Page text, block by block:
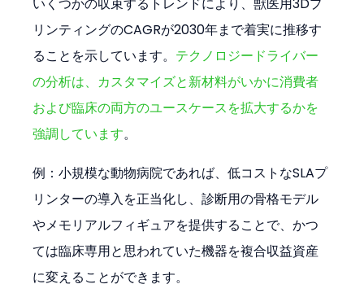
リンティングのCAGRが2030年まで着実に推移す
ることを示しています。 テクノロジードライバー
の分析は、カスタマイズと新材料がいかに消費者
および臨床の両方のユースケースを拡大するかを
強調しています。
例：小規模な動物病院であれば、低コストなSLAプ
リンターの導入を正当化し、診断用の骨格モデル
やメモリアルフィギュアを提供することで、かつ
ては臨床専用と思われていた機器を複合収益資産
に変えることができます。